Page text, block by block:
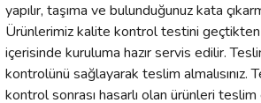
yapılır, taşıma ve bulunduğunuz kata
Ürünlerimiz kalite kontrol testini geçtikten
içerisinde kuruluma hazır servis edilir.
kontrolünü sağlayarak teslim almalısınız.
kontrol sonrası hasarlı olan ürünleri